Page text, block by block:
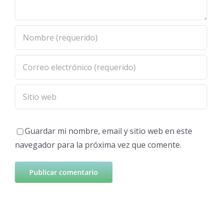
Guardar mi nombre, email y sitio web en este
navegador para la próxima vez que comente.